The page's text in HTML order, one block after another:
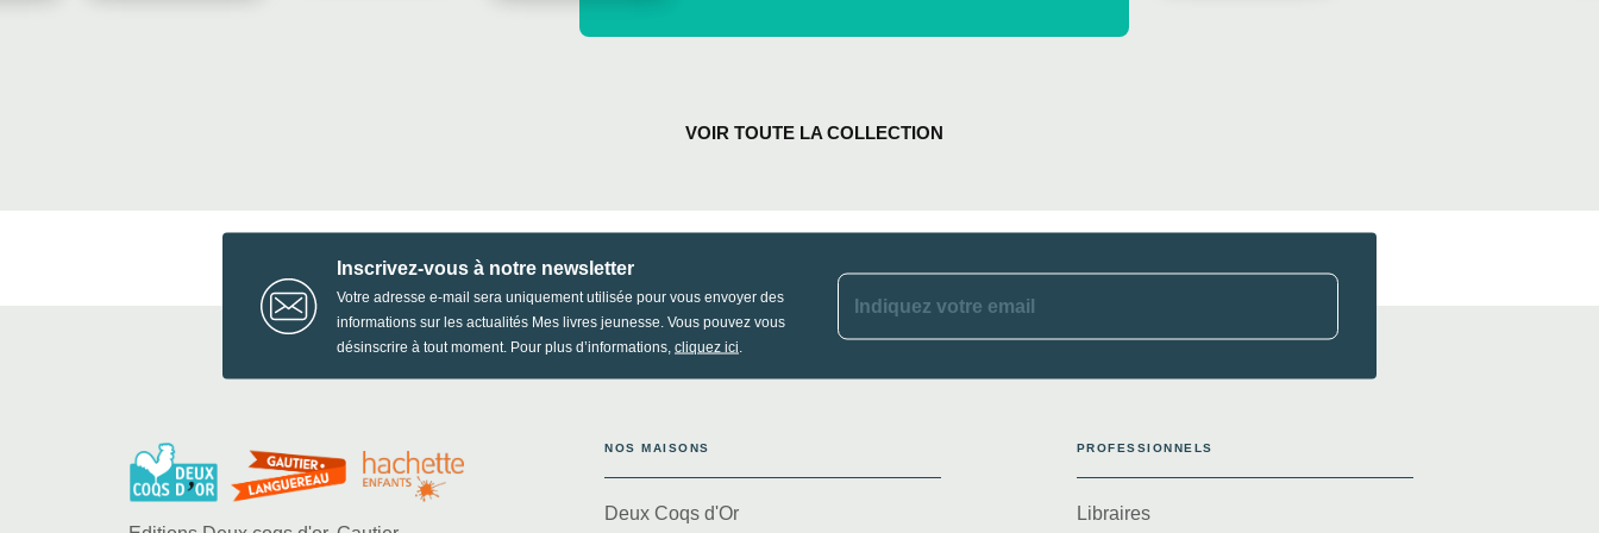
VOIR TOUTE LA COLLECTION
Inscrivez-vous à notre newsletter
Votre adresse e-mail sera uniquement utilisée pour vous envoyer des
informations sur les actualités Mes livres jeunesse. Vous pouvez vous
désinscrire à tout moment. Pour plus d’informations, cliquez ici
Indiquez votre email
NOS MAISONS
Deux Coqs d'Or
PROFESSIONNELS
Libraires